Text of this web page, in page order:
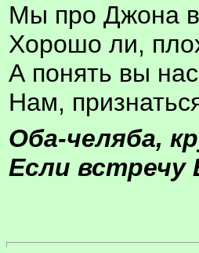
Мы про Джона
Хорошо ли,
А понять вы
Нам,
Оба-челяба,
Если встречу